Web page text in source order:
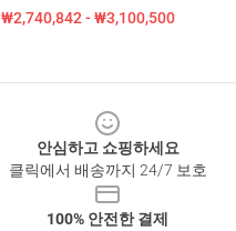
₩2,740,842 - ₩3,100,500
안심하고 쇼핑하세요
클릭에서 배송까지 24/7 보호
100% 안전한 결제